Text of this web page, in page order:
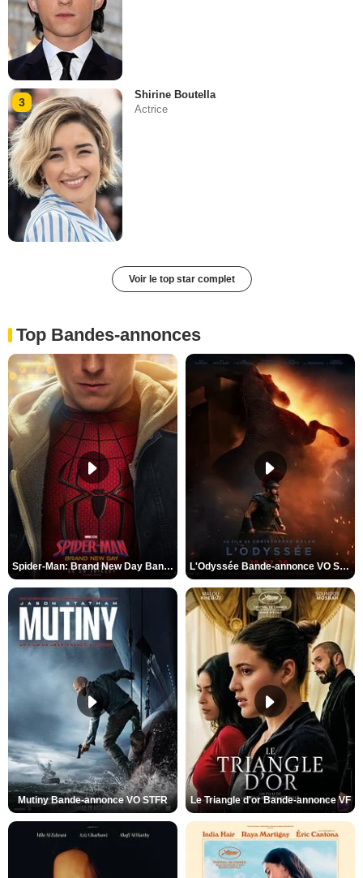
3
Shirine Boutella
Actrice
Voir le top star complet
Top Bandes-annonces
Spider-Man: Brand New Day Bande-annonce VO STFR L'Odyssée Bande-annonce VO STFR
Mutiny Bande-annonce VO STFR Le Triangle d'or Bande-annonce VF